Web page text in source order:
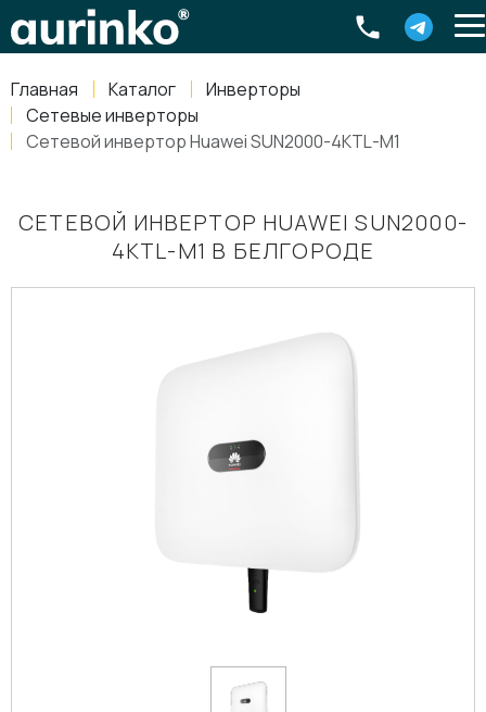
Главная Каталог
Инверторы
Сетевые инверторы
Сетевой инвертор Huawei SUN2000-4KTL-M1
СЕТЕВОЙ ИНВЕРТОР HUAWEI SUN2000-
4KTL-M1 В БЕЛГОРОДЕ
Россия, Свердловская область Екатеринбург ,
8-800-770-79-40